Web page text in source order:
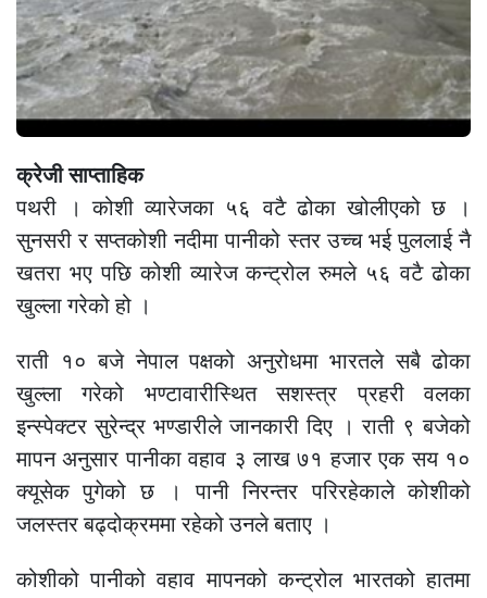
क्रेजी साप्ताहिक
पथरी । कोशी व्यारेजका ५६ वटै ढोका खोलीएको छ ।
सुनसरी र सप्तकोशी नदीमा पानीको स्तर उच्च भई पुललाई नै
खतरा भए पछि कोशी व्यारेज कन्ट्रोल रुमले ५६ वटै ढोका
खुल्ला गरेको हो ।
राती १० बजे नेपाल पक्षको अनुरोधमा भारतले सबै ढोका
खुल्ला गरेको भण्टावारीस्थित सशस्त्र प्रहरी वलका
इन्स्पेक्टर सुरेन्द्र भण्डारीले जानकारी दिए । राती ९ बजेको
मापन अनुसार पानीका वहाव ३ लाख ७१ हजार एक सय १०
क्यूसेक पुगेको छ । पानी निरन्तर परिरहेकाले कोशीको
जलस्तर बढ्दोक्रममा रहेको उनले बताए ।
कोशीको पानीको वहाव मापनको कन्ट्रोल भारतको हातमा